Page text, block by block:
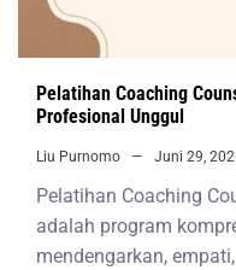
Pelatihan Coaching
Profesional Unggul
Liu Purnomo Juni 29,
Pelatihan Coaching
adalah program
mendengarkan,